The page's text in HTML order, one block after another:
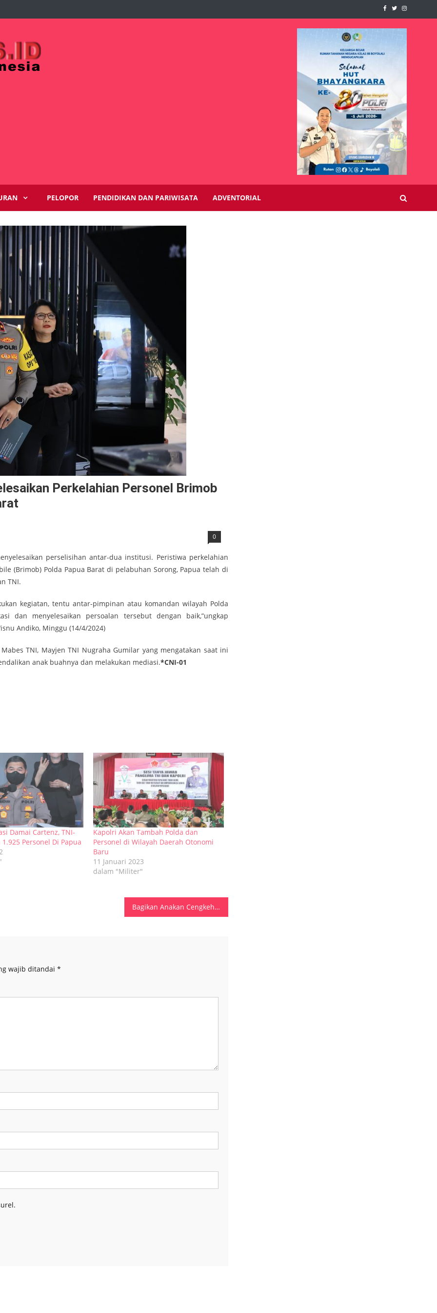
PELOPOR PENDIDIKAN DAN PARIWISATA ADVENTORIAL
Perkelahian Personel Brimob
0
perselisihan antar-dua institusi. Peristiwa perkelahian
(Brimob) Polda Papua Barat di pelabuhan Sorong, Papua telah di
TNI.
kegiatan, tentu antar-pimpinan atau komandan wilayah Polda
dan menyelesaikan persoalan tersebut dengan baik,”ungkap
Andiko, Minggu (14/4/2024)
TNI, Mayjen TNI Nugraha Gumilar yang mengatakan saat ini
anak buahnya dan melakukan mediasi.*CNI-01
Damai Cartenz, TNI-
Personel Di Papua
Kapolri Akan Tambah Polda dan
Personel di Wilayah Daerah Otonomi
Baru
11 Januari 2023
dalam "Militer"
Bagikan Anakan Cengkeh Hingga Lakukan Mitigasi Bencana, Pemdes Makububui Komitmen Bersama Masyarakat
wajib ditandai *